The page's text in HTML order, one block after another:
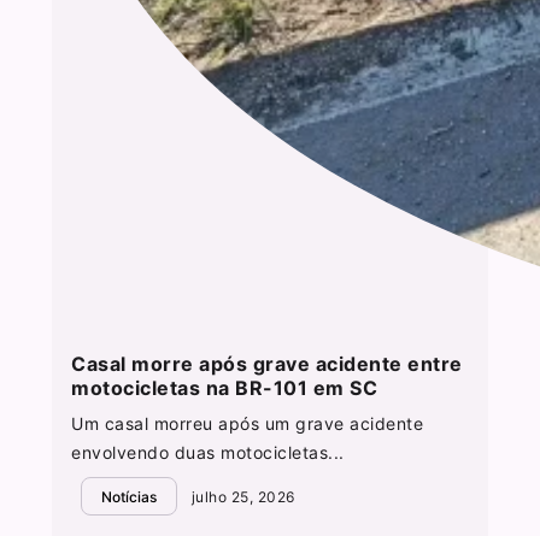
Casal morre após grave acidente entre
motocicletas na BR-101 em SC
Um casal morreu após um grave acidente
envolvendo duas motocicletas...
Notícias julho 25, 2026